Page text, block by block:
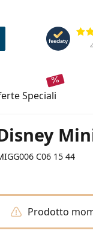
speciali
C06 15 44
Prodotto